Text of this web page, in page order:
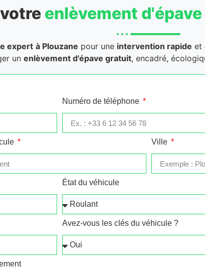
enlèvement
expert à Plouzane pour une intervention rapide et
un enlèvement d'épave gratuit, encadré,
Numéro de téléphone
Ville
État du véhicule
Avez-vous les clés du véhicule ?